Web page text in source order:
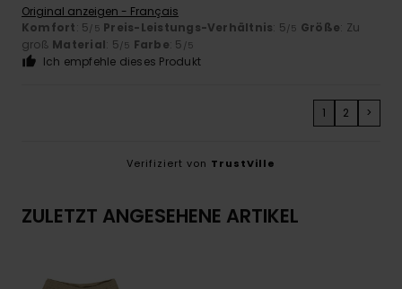
Original anzeigen - Français
Komfort: 5/5 Preis-Leistungs-Verhältnis: 5/5 Größe: Zu
groß Material: 5/5 Farbe: 5 /5
Ich empfehle dieses Produkt
1 2 >
Verifiziert von TrustVille
ZULETZT ANGESEHENE ARTIKEL